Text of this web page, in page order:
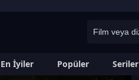
İyiler Popüler Seriler